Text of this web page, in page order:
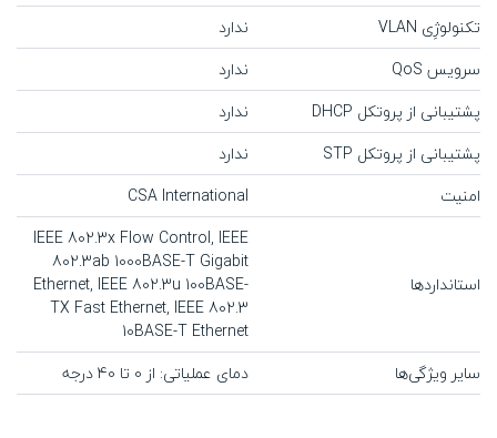
تکنولوژِی VLAN
ندارد
سرویس QoS
ندارد
پشتیبانی از پروتکل DHCP
ندارد
پشتیبانی از پروتکل STP
ندارد
امنیت
CSA International
استانداردها
IEEE 802.3x Flow Control, IEEE
802.3ab 1000BASE-T Gigabit
Ethernet, IEEE 802.3u 100BASE-
TX Fast Ethernet, IEEE 802.3
10BASE-T Ethernet
سایر ویژگی‌ها
دمای عملیاتی: از 0 تا 40 درجه